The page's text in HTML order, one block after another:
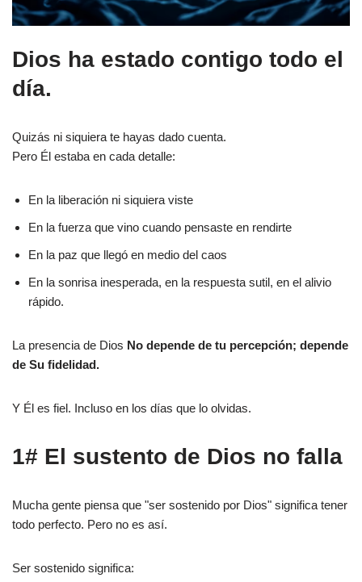
Dios ha estado contigo todo el
día.
Quizás ni siquiera te hayas dado cuenta.
Pero Él estaba en cada detalle:
En la liberación ni siquiera viste
En la fuerza que vino cuando pensaste en rendirte
En la paz que llegó en medio del caos
En la sonrisa inesperada, en la respuesta sutil, en el alivio
rápido.
La presencia de Dios No depende de tu percepción; depende
de Su fidelidad.
Y Él es fiel. Incluso en los días que lo olvidas.
1# El sustento de Dios no falla
Mucha gente piensa que "ser sostenido por Dios" significa tener
todo perfecto. Pero no es así.
Ser sostenido significa: